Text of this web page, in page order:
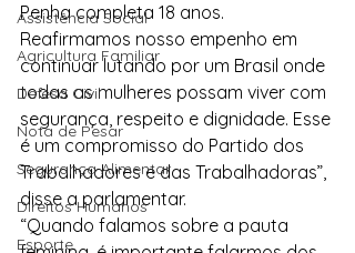
Assistência Social
Agricultura Familiar
Defesa Civil
Nota de Pesar
Segurança Alimentar
Direitos Humanos
Esporte
Penha completa 18 anos.
Reafirmamos nosso empenho em
continuar lutando por um Brasil onde
todas as mulheres possam viver com
segurança, respeito e dignidade. Esse
é um compromisso do Partido dos
Trabalhadores e das Trabalhadoras”,
disse a parlamentar.
“Quando falamos sobre a pauta